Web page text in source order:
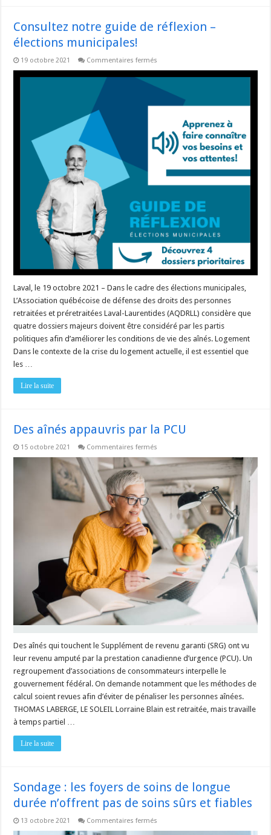
Consultez notre guide de réflexion –
élections municipales!
19 octobre 2021 Commentaires fermés
notre
de
réflexion
–
municipales!
Laval, le 19 octobre 2021 – Dans le cadre des élections municipales,
L’Association québécoise de défense des droits des personnes
retraitées et préretraitées Laval-Laurentides (AQDRLL) considère que
quatre dossiers majeurs doivent être considéré par les partis
politiques afin d’améliorer les conditions de vie des aînés. Logement
Dans le contexte de la crise du logement actuelle, il est essentiel que
les …
Lire la suite
Des aînés appauvris par la PCU
15 octobre 2021 Commentaires fermés
aînés
par
la
PCU
Des aînés qui touchent le Supplément de revenu garanti (SRG) ont vu
leur revenu amputé par la prestation canadienne d’urgence (PCU). Un
regroupement d’associations de consommateurs interpelle le
gouvernement fédéral. On demande notamment que les méthodes de
calcul soient revues afin d’éviter de pénaliser les personnes aînées.
THOMAS LABERGE, LE SOLEIL Lorraine Blain est retraitée, mais travaille
à temps partiel …
Lire la suite
Sondage : les foyers de soins de longue
durée n’offrent pas de soins sûrs et fiables
13 octobre 2021 Commentaires fermés